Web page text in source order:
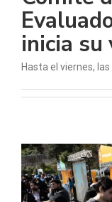
inicia su
Hasta el viernes,